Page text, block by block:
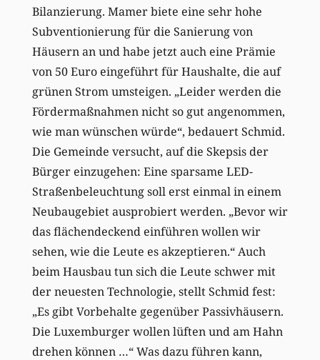
Bilanzierung. Mamer biete eine sehr hohe
Subventionierung für die Sanierung von
Häusern an und habe jetzt auch eine Prämie
von 50 Euro eingeführt für Haushalte, die auf
grünen Strom umsteigen. „Leider werden die
Fördermaßnahmen nicht so gut angenommen,
wie man wünschen würde“, bedauert Schmid.
Die Gemeinde versucht, auf die Skepsis der
Bürger einzugehen: Eine sparsame LED-
Straßenbeleuchtung soll erst einmal in einem
Neubaugebiet ausprobiert werden. „Bevor wir
das flächendeckend einführen wollen wir
sehen, wie die Leute es akzeptieren.“ Auch
beim Hausbau tun sich die Leute schwer mit
der neuesten Technologie, stellt Schmid fest:
„Es gibt Vorbehalte gegenüber Passivhäusern.
Die Luxemburger wollen lüften und am Hahn
drehen können …“ Was dazu führen kann,